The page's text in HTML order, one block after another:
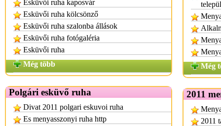
Esküvői ruha kaposvár
Esküvői ruha kölcsönző
Esküvői ruha szalonba állások
Esküvői ruha fotógaléria
Esküvői ruha
Még több
Polgári esküvő ruha
Divat 2011 polgari eskuvoi ruha
Es menyasszonyi ruha http
Még
2011
2011